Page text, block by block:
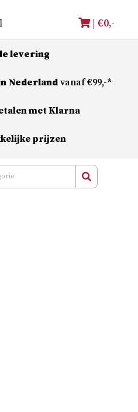
| €0,-
levering
Nederland vanaf €99,-*
met Klarna
prijzen